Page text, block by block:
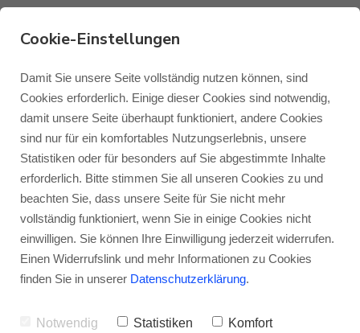
Monitor Audio
Monitor Audio Custom Install
Roksan
Blok
Blog Monitor Audio
Blog Roksan
Blog Blok
Monitor Audio Radius
One 3G
Lautsprecher hoch drei!- Lassen Sie sich
vom Namen „RadiusOne“ nicht täuschen,
denn in diesem einzelnen Gehäuse sitzen
dreivollwertige Lautsprecher für drei
unterschiedliche Kanäle. Wie das geht?
Cookie-Einstellungen
Damit Sie unsere Seite vollständig nutzen können, sind
Cookies erforderlich. Einige dieser Cookies sind notwendig,
damit unsere Seite überhaupt funktioniert, andere Cookies
sind nur für ein komfortables Nutzungserlebnis, unsere
Statistiken oder für besonders auf Sie abgestimmte Inhalte
erforderlich. Bitte stimmen Sie all unseren Cookies zu und
beachten Sie, dass unsere Seite für Sie nicht mehr
vollständig funktioniert, wenn Sie in einige Cookies nicht
einwilligen. Sie können Ihre Einwilligung jederzeit widerrufen.
Einen Widerrufslink und mehr Informationen zu Cookies
finden Sie in unserer Datenschutzerklärung.
Notwendig Statistiken
Komfort